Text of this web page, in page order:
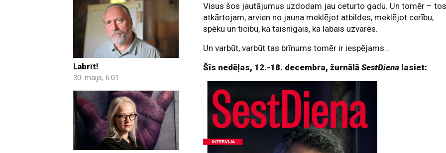
Labrīt!
30. maijs, 6:01
Visus šos jautājumus uzdodam jau ceturto gadu. Un tomēr – tos
atkārtojam, arvien no jauna meklējot atbildes, meklējot cerību,
spēku un ticību, ka taisnīgais, ka labais uzvarēs.
Un varbūt, varbūt tas brīnums tomēr ir iespējams…
Šīs nedēļas, 12.-18. decembra, žurnālāSestDiena lasiet: